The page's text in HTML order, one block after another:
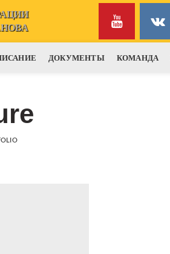
ДОКУМЕНТЫ КОМАНДА